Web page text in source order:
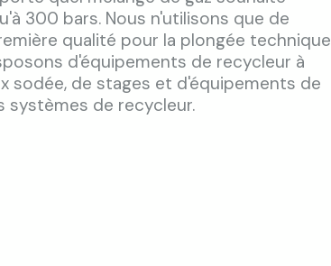
300 bars. Nous n'utilisons que de
qualité pour la plongée technique
d'équipements de recycleur à
sodée, de stages et d'équipements de
systèmes de recycleur.